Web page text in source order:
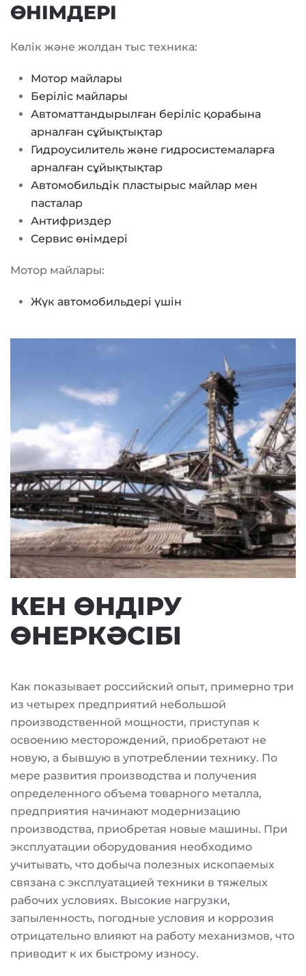
ӨНІМДЕРІ
Көлік және жолдан тыс техника:
Мотор майлары
Беріліс майлары
Автоматтандырылған беріліс қорабына
арналған сұйықтықтар
Гидроусилитель және гидросистемаларға
арналған сұйықтықтар
Автомобильдік пластырыс майлар мен
пасталар
Антифриздер
Сервис өнімдері
Мотор майлары:
Жүк автомобильдері үшін
КЕН ӨНДІРУ
ӨНЕРКӘСІБІ
Как показывает российский опыт, примерно три
из четырех предприятий небольшой
производственной мощности, приступая к
освоению месторождений, приобретают не
новую, а бывшую в употреблении технику. По
мере развития производства и получения
определенного объема товарного металла,
предприятия начинают модернизацию
производства, приобретая новые машины. При
эксплуатации оборудования необходимо
учитывать, что добыча полезных ископаемых
связана с эксплуатацией техники в тяжелых
рабочих условиях. Высокие нагрузки,
запыленность, погодные условия и коррозия
отрицательно влияют на работу механизмов, что
приводит к их быстрому износу.